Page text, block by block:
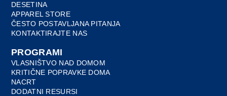
DESETINA
APPAREL STORE
ČESTO POSTAVLJANA PITANJA
KONTAKTIRAJTE NAS
PROGRAMI
VLASNIŠTVO NAD DOMOM
KRITIČNE POPRAVKE DOMA
NACRT
DODATNI RESURSI